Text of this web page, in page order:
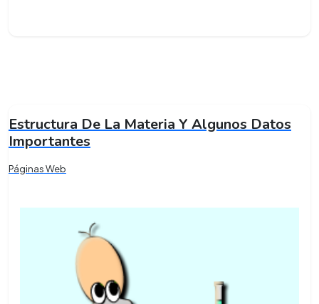
Estructura De La Materia Y Algunos Datos
Importantes
Páginas Web